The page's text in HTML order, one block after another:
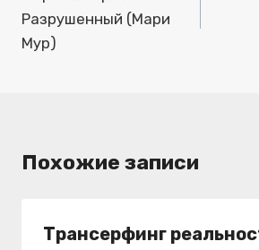
записям
Разрушенный (Мари
Мур)
Похожие записи
Трансерфинг